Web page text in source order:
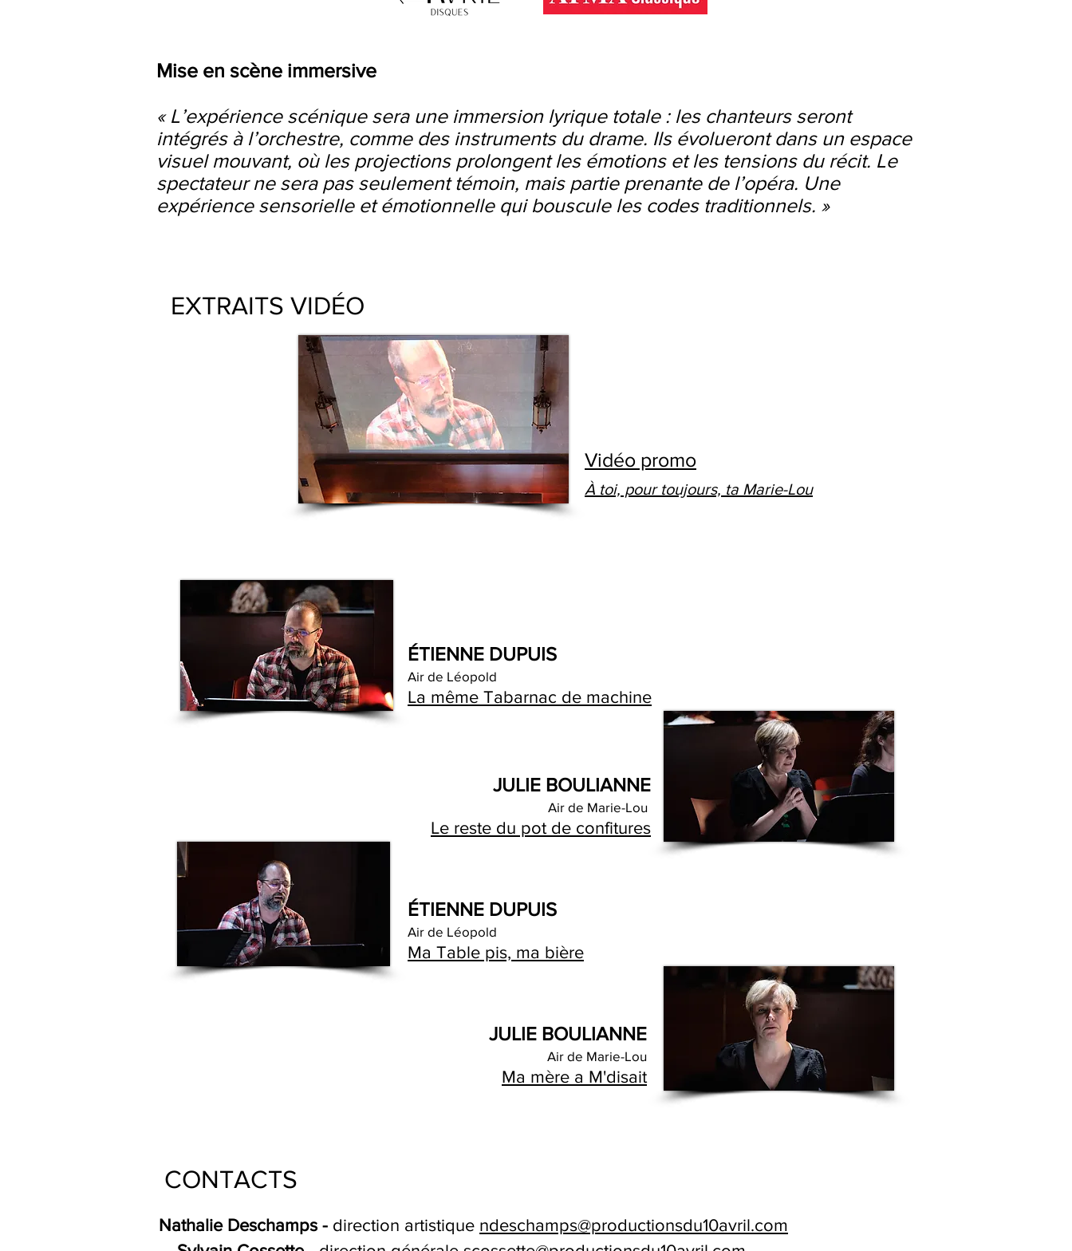
Mise en scène immersive
« L’expérience scénique sera une immersion lyrique totale : les chanteurs seront
intégrés à l’orchestre, comme des instruments du drame. Ils évolueront dans un espace
visuel mouvant, où les projections prolongent les émotions et les tensions du récit. Le
spectateur ne sera pas seulement témoin, mais partie prenante de l’opéra. Une
expérience sensorielle et émotionnelle qui bouscule les codes traditionnels. »
EXTRAITS VIDÉO
Vidéo promo
À toi, pour toujours, ta Marie-Lou
ÉTIENNE DUPUIS
Air de Léopold
La même Tabarnac de machine
JULIE BOULIANNE
Air de Marie-Lou
Le reste du pot de confitures
ÉTIENNE DUPUIS
Air de Léopold
Ma Table pis, ma bière
JULIE BOULIANNE
Air de Marie-Lou
Ma mère a M'disait
CONTACTS
Nathalie Deschamps - direction artistique ndeschamps@productionsdu10avril.com